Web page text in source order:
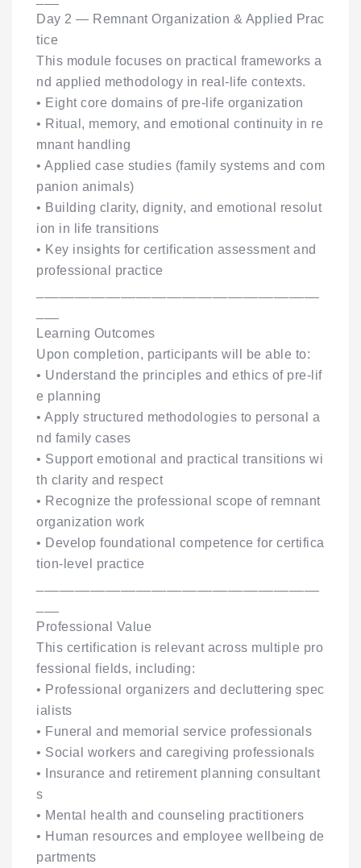
Day 2 — Remnant Organization & Applied Prac
tice
This module focuses on practical frameworks a
nd applied methodology in real-life contexts.
• Eight core domains of pre-life organization
• Ritual, memory, and emotional continuity in re
mnant handling
• Applied case studies (family systems and com
panion animals)
• Building clarity, dignity, and emotional resolut
ion in life transitions
• Key insights for certification assessment and
professional practice
Learning Outcomes
Upon completion, participants will be able to:
• Understand the principles and ethics of pre-lif
e planning
• Apply structured methodologies to personal a
nd family cases
• Support emotional and practical transitions wi
th clarity and respect
• Recognize the professional scope of remnant
organization work
• Develop foundational competence for certifica
tion-level practice
Professional Value
This certification is relevant across multiple pro
fessional fields, including:
• Professional organizers and decluttering spec
ialists
• Funeral and memorial service professionals
• Social workers and caregiving professionals
• Insurance and retirement planning consultant
s
• Mental health and counseling practitioners
• Human resources and employee wellbeing de
partments